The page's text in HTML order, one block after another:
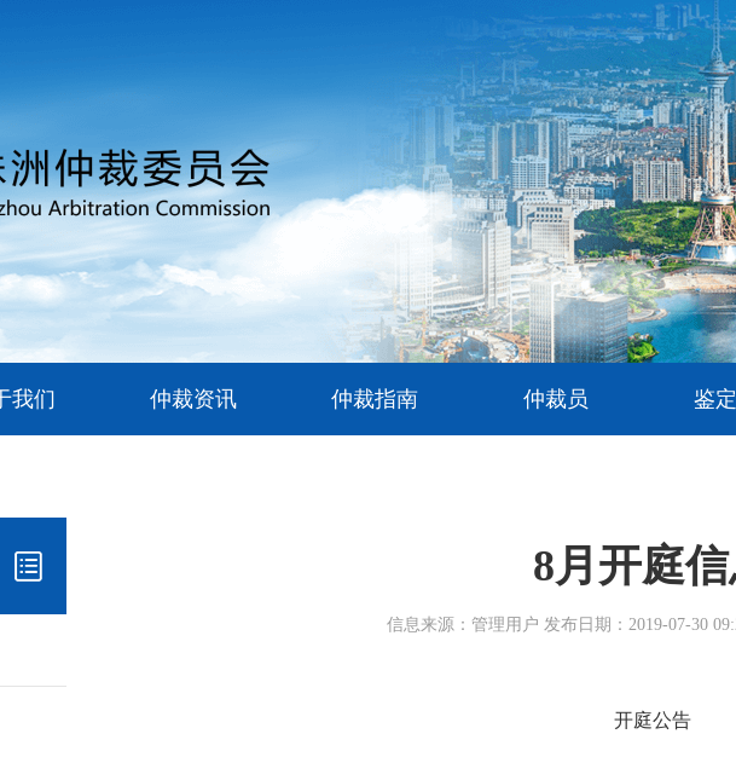
我们 仲裁资讯 仲裁指南 仲裁员 鉴
8月开庭
信息来源：管理用户 发布日期：2019-07-30
开庭公告